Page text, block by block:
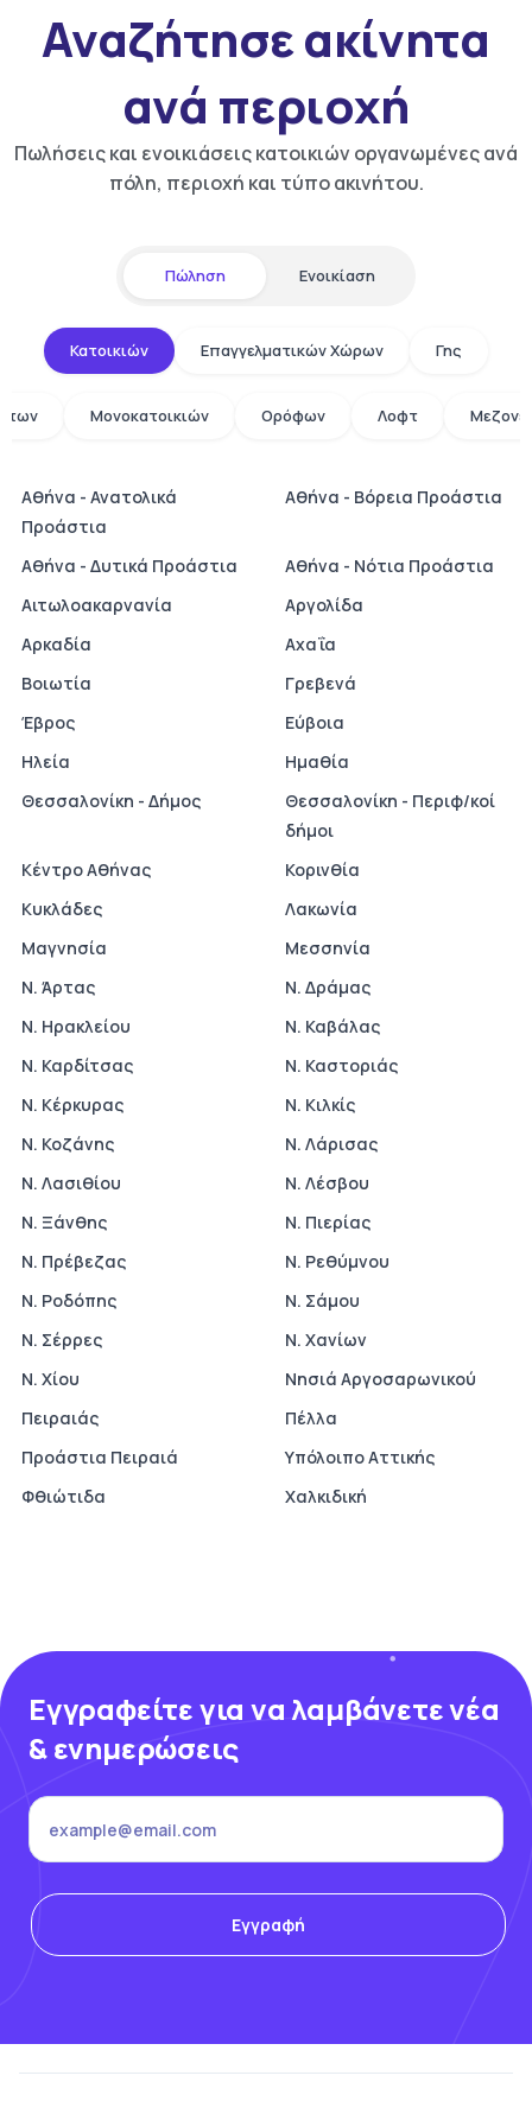
Αναζήτησε ακίνητα
ανά περιοχή
Πωλήσεις και ενοικιάσεις κατοικιών οργανωμένες ανά
πόλη, περιοχή και τύπο ακινήτου.
Πώληση Ενοικίαση
Κατοικιών Επαγγελματικών Χώρων Γης
Μονοκατοικιών Ορόφων Λοφτ
Αθήνα - Ανατολικά
Προάστια
Αθήνα - Βόρεια Προάστια
Αθήνα - Δυτικά Προάστια
Αθήνα - Νότια Προάστια
Αιτωλοακαρνανία
Αργολίδα
Αρκαδία
Αχαΐα
Βοιωτία
Γρεβενά
Έβρος
Εύβοια
Ηλεία
Ημαθία
Θεσσαλονίκη - Δήμος
Θεσσαλονίκη - Περιφ/κοί
δήμοι
Κέντρο Αθήνας
Κορινθία
Κυκλάδες
Λακωνία
Μαγνησία
Μεσσηνία
Ν. Άρτας
Ν. Δράμας
Ν. Ηρακλείου
Ν. Καβάλας
Ν. Καρδίτσας
Ν. Καστοριάς
Ν. Κέρκυρας
Ν. Κιλκίς
Ν. Κοζάνης
Ν. Λάρισας
Ν. Λασιθίου
Ν. Λέσβου
Ν. Ξάνθης
Ν. Πιερίας
Ν. Πρέβεζας
Ν. Ρεθύμνου
Ν. Ροδόπης
Ν. Σάμου
Ν. Σέρρες
Ν. Χανίων
Ν. Χίου
Νησιά Αργοσαρωνικού
Πειραιάς
Πέλλα
Προάστια Πειραιά
Υπόλοιπο Αττικής
Φθιώτιδα
Χαλκιδική
Εγγραφείτε για να λαμβάνετε νέα
& ενημερώσεις